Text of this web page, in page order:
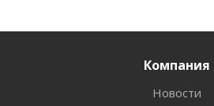
Компания
Новости